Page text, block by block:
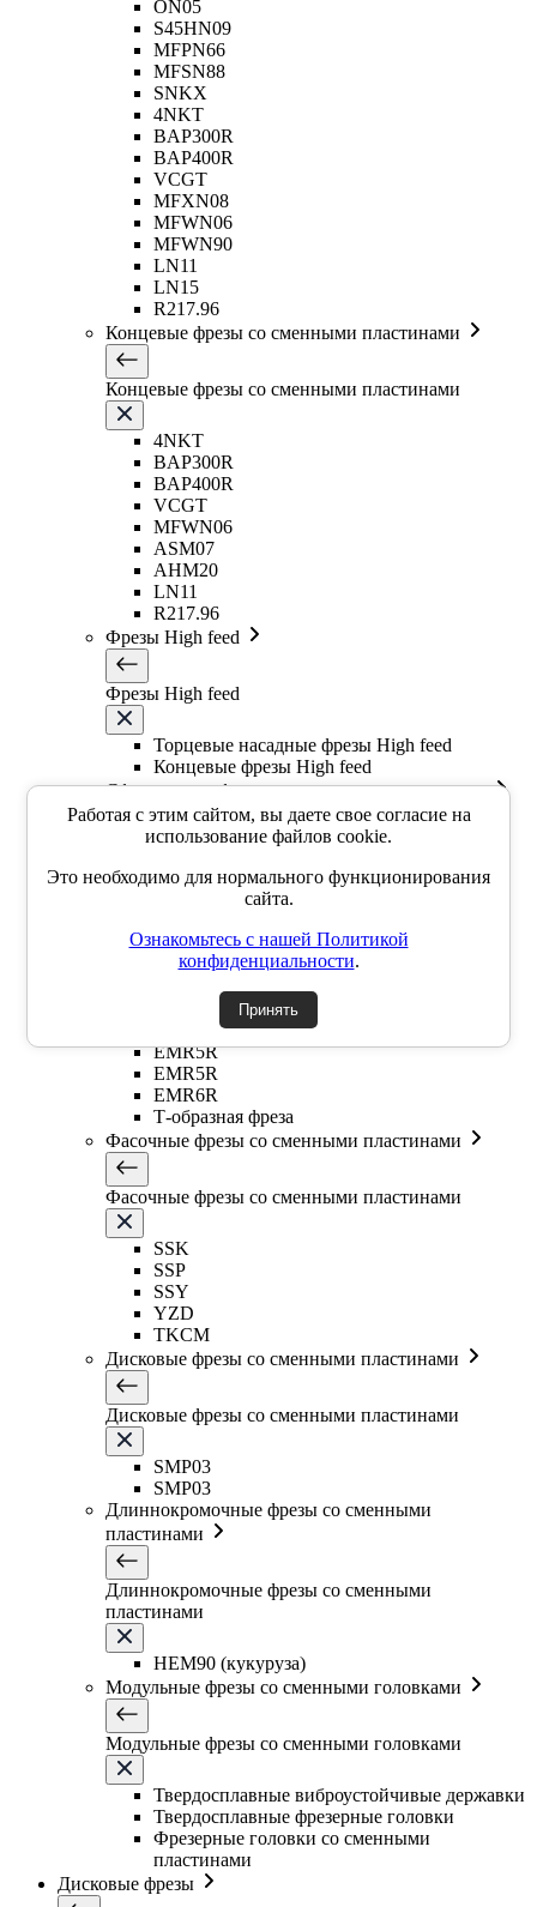
ON05
S45HN09
MFPN66
MFSN88
SNKX
4NKT
BAP300R
BAP400R
VCGT
MFXN08
MFWN06
MFWN90
LN11
LN15
R217.96
Концевые фрезы со сменными пластинами
Концевые фрезы со сменными пластинами
4NKT
BAP300R
BAP400R
VCGT
MFWN06
ASM07
AHM20
LN11
R217.96
Фрезы High feed
Фрезы High feed
Торцевые насадные фрезы High feed
Концевые фрезы High feed
Сферические фрезы со сменными пластинами
Сферические фрезы со сменными пластинами
ABPF (сферическая)
Фрезы со сменными круглыми пластинами
Фрезы со сменными круглыми пластинами
EMR5R
EMR5R
EMR6R
Т-образная фреза
Фасочные фрезы со сменными пластинами
Фасочные фрезы со сменными пластинами
SSK
SSP
SSY
YZD
TKCM
Дисковые фрезы со сменными пластинами
Дисковые фрезы со сменными пластинами
SMP03
SMP03
Длиннокромочные фрезы со сменными
пластинами
Длиннокромочные фрезы со сменными
пластинами
HEM90 (кукуруза)
Модульные фрезы со сменными головками
Модульные фрезы со сменными головками
Твердосплавные виброустойчивые державки
Твердосплавные фрезерные головки
Фрезерные головки со сменными
пластинами
Дисковые фрезы
Работая с этим сайтом, вы даете свое согласие на
использование файлов cookie.
Это необходимо для нормального функционирования
сайта.
Ознакомьтесь с нашей Политикой
конфиденциальности.
Принять